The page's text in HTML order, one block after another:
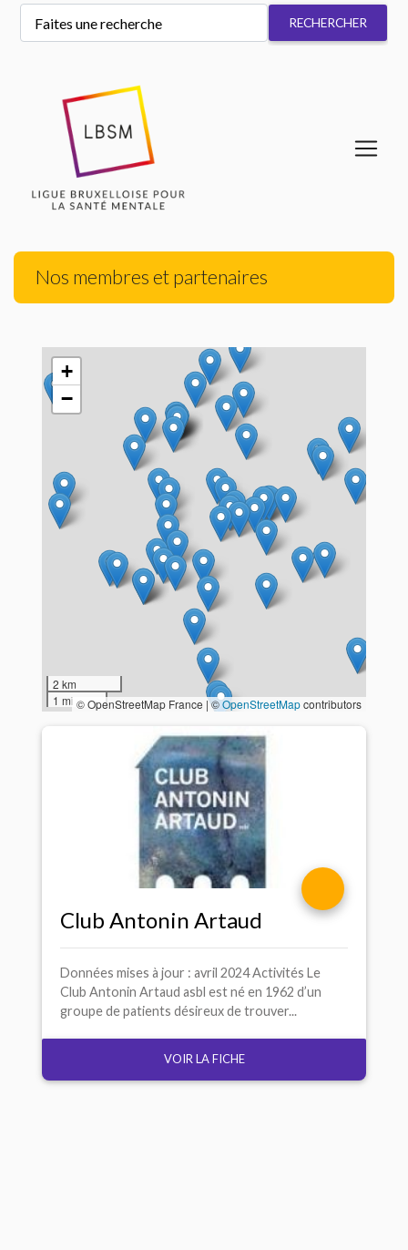
Nos membres et partenaires
+
−
2 km
1 mi © OpenStreetMap France | ©OpenStreetMapcontributors
Club Antonin Artaud
Données mises à jour : avril 2024 Activités Le
Club Antonin Artaud asbl est né en 1962 d’un
groupe de patients désireux de trouver...
VOIR LA FICHE